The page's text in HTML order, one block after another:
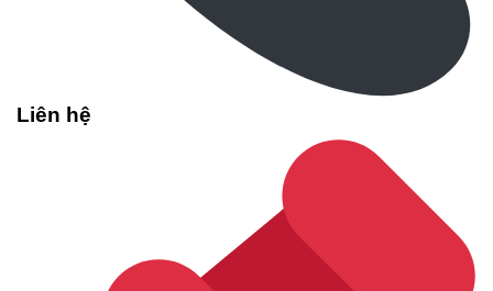
Liên hệ